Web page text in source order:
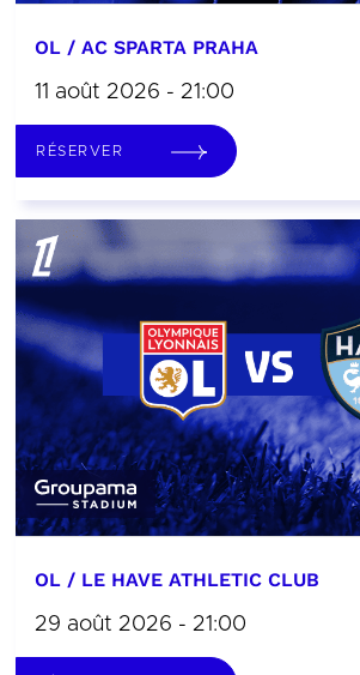
OL / AC SPARTA PRAHA
11 août 2026 - 21:00
RÉSERVER
OL / LE HAVE ATHLETIC CLUB
29 août 2026 - 21:00